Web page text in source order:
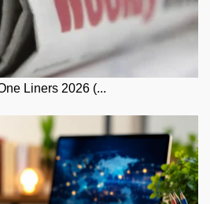
Liners 2026 (...